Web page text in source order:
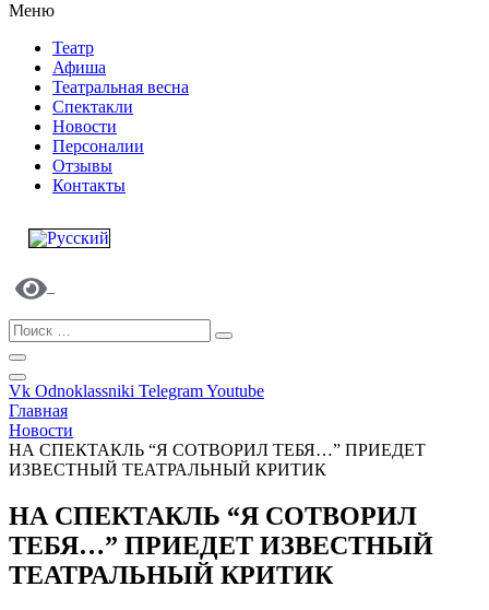
Меню
Театр
Афиша
Театральная весна
Спектакли
Новости
Персоналии
Отзывы
Контакты
Vk Odnoklassniki TelegramYoutube
Главная
Новости
НА СПЕКТАКЛЬ “Я СОТВОРИЛ ТЕБЯ…” ПРИЕДЕТ
ИЗВЕСТНЫЙ ТЕАТРАЛЬНЫЙ КРИТИК
НА СПЕКТАКЛЬ “Я СОТВОРИЛ
ТЕБЯ…” ПРИЕДЕТ ИЗВЕСТНЫЙ
ТЕАТРАЛЬНЫЙ КРИТИК